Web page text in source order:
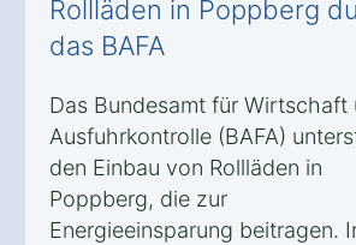
Rollläden in Poppberg
das BAFA
Das Bundesamt für Wirtschaft
Ausfuhrkontrolle (BAFA)
den Einbau von Rollläden in
Poppberg, die zur
Energieeinsparung beitragen.